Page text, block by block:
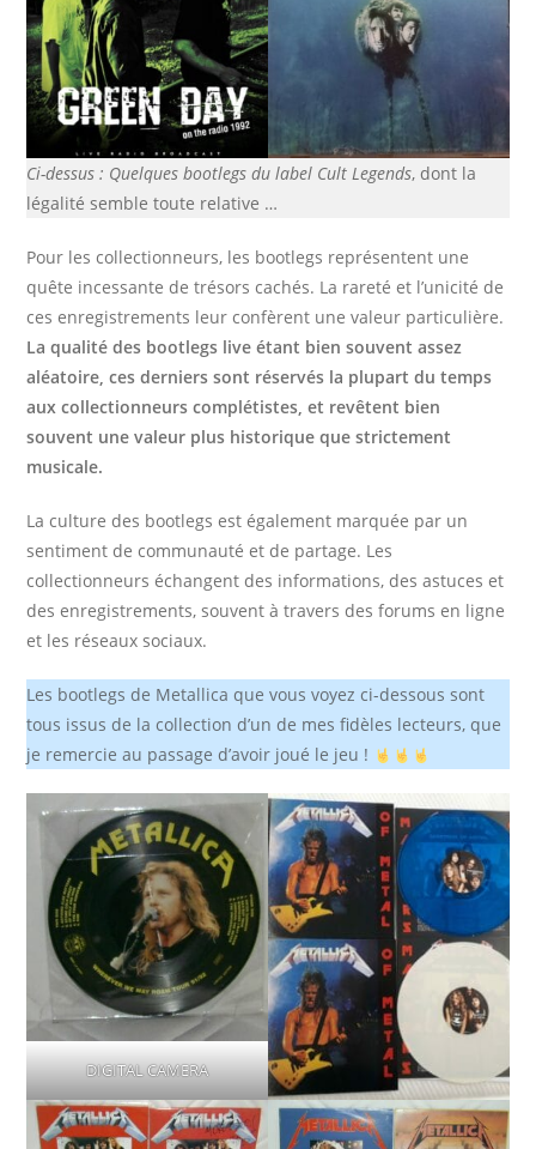
Ci-dessus : Quelques bootlegs du label Cult Legends, dont la
légalité semble toute relative …
Pour les collectionneurs, les bootlegs représentent une
quête incessante de trésors cachés. La rareté et l’unicité de
ces enregistrements leur confèrent une valeur particulière.
La qualité des bootlegs live étant bien souvent assez
aléatoire, ces derniers sont réservés la plupart du temps
aux collectionneurs complétistes, et revêtent bien
souvent une valeur plus historique que strictement
musicale.
La culture des bootlegs est également marquée par un
sentiment de communauté et de partage. Les
collectionneurs échangent des informations, des astuces et
des enregistrements, souvent à travers des forums en ligne
et les réseaux sociaux.
Les bootlegs de Metallica que vous voyez ci-dessous sont
tous issus de la collection d’un de mes fidèles lecteurs, que
je remercie au passage d’avoir joué le jeu !
DIGITAL CAMERA